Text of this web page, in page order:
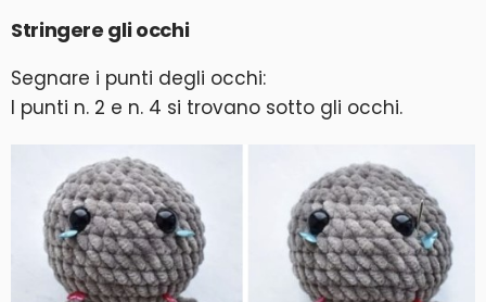
Stringere gli occhi
Segnare i punti degli occhi:
I punti n. 2 e n. 4 si trovano sotto gli occhi.